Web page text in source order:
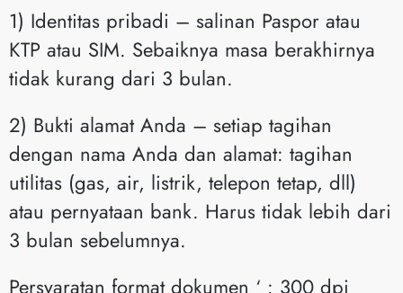
1) Identitas pribadi – salinan Paspor atau
KTP atau SIM. Sebaiknya masa berakhirnya
tidak kurang dari 3 bulan.
2) Bukti alamat Anda – setiap tagihan
dengan nama Anda dan alamat: tagihan
utilitas (gas, air, listrik, telepon tetap, dll)
atau pernyataan bank. Harus tidak lebih dari
3 bulan sebelumnya.
Persyaratan format dokumen ‘ : 300 dpi